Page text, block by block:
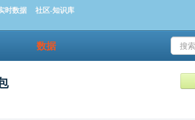
时数据 社区-知识库
数据